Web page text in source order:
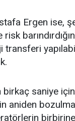
Ergen ise,
transferi
birkaç saniye
aniden